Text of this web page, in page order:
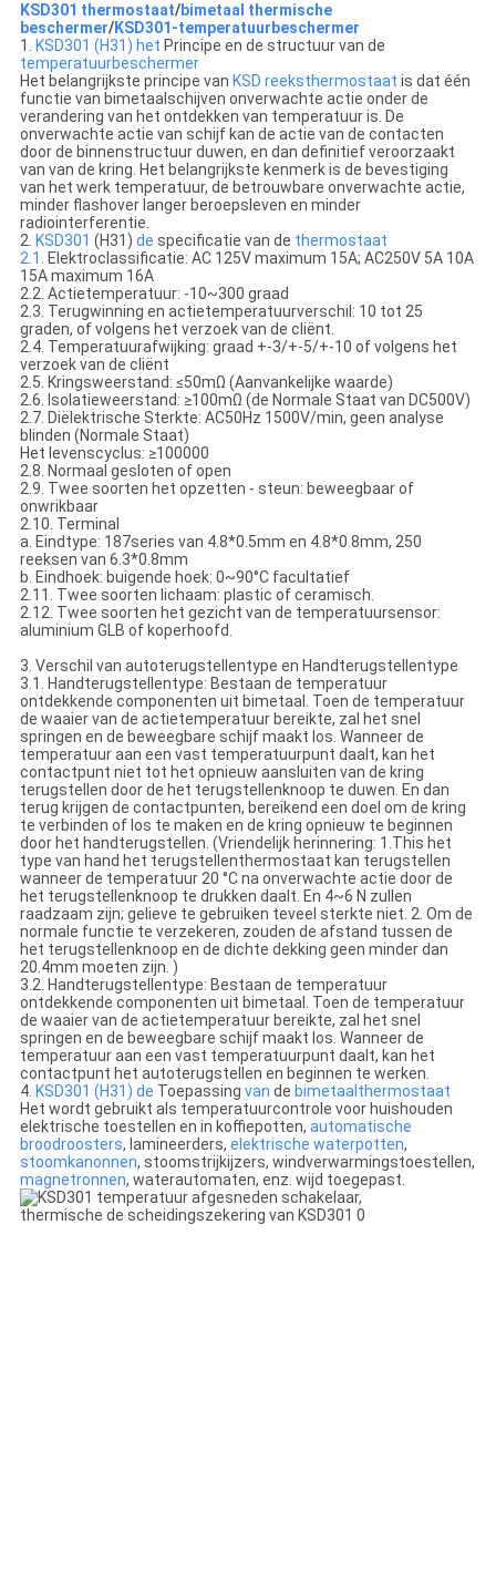
KSD301 thermostaat/bimetaal thermische
beschermer/KSD301-temperatuurbeschermer
1. KSD301 (H31) het Principe en de structuur van de
temperatuurbeschermer
Het belangrijkste principe van KSD reeksthermostaat is dat één
functie van bimetaalschijven onverwachte actie onder de
verandering van het ontdekken van temperatuur is. De
onverwachte actie van schijf kan de actie van de contacten
door de binnenstructuur duwen, en dan definitief veroorzaakt
van van de kring. Het belangrijkste kenmerk is de bevestiging
van het werk temperatuur, de betrouwbare onverwachte actie,
minder flashover langer beroepsleven en minder
radiointerferentie.
2. KSD301 (H31) de specificatie van de thermostaat
2.1. Elektroclassificatie: AC 125V maximum 15A; AC250V 5A 10A
15A maximum 16A
2.2. Actietemperatuur: -10~300 graad
2.3. Terugwinning en actietemperatuurverschil: 10 tot 25
graden, of volgens het verzoek van de cliënt.
2.4. Temperatuurafwijking: graad +-3/+-5/+-10 of volgens het
verzoek van de cliënt
2.5. Kringsweerstand: ≤50mΩ (Aanvankelijke waarde)
2.6. Isolatieweerstand: ≥100mΩ (de Normale Staat van DC500V)
2.7. Diëlektrische Sterkte: AC50Hz 1500V/min, geen analyse
blinden (Normale Staat)
Het levenscyclus: ≥100000
2.8. Normaal gesloten of open
2.9. Twee soorten het opzetten - steun: beweegbaar of
onwrikbaar
2.10. Terminal
a. Eindtype: 187series van 4.8*0.5mm en 4.8*0.8mm, 250
reeksen van 6.3*0.8mm
b. Eindhoek: buigende hoek: 0~90°C facultatief
2.11. Twee soorten lichaam: plastic of ceramisch.
2.12. Twee soorten het gezicht van de temperatuursensor:
aluminium GLB of koperhoofd.
3. Verschil van autoterugstellentype en Handterugstellentype
3.1. Handterugstellentype: Bestaan de temperatuur
ontdekkende componenten uit bimetaal. Toen de temperatuur
de waaier van de actietemperatuur bereikte, zal het snel
springen en de beweegbare schijf maakt los. Wanneer de
temperatuur aan een vast temperatuurpunt daalt, kan het
contactpunt niet tot het opnieuw aansluiten van de kring
terugstellen door de het terugstellenknoop te duwen. En dan
terug krijgen de contactpunten, bereikend een doel om de kring
te verbinden of los te maken en de kring opnieuw te beginnen
door het handterugstellen. (Vriendelijk herinnering: 1.This het
type van hand het terugstellenthermostaat kan terugstellen
wanneer de temperatuur 20 °C na onverwachte actie door de
het terugstellenknoop te drukken daalt. En 4~6 N zullen
raadzaam zijn; gelieve te gebruiken teveel sterkte niet. 2. Om de
normale functie te verzekeren, zouden de afstand tussen de
het terugstellenknoop en de dichte dekking geen minder dan
20.4mm moeten zijn. )
3.2. Handterugstellentype: Bestaan de temperatuur
ontdekkende componenten uit bimetaal. Toen de temperatuur
de waaier van de actietemperatuur bereikte, zal het snel
springen en de beweegbare schijf maakt los. Wanneer de
temperatuur aan een vast temperatuurpunt daalt, kan het
contactpunt het autoterugstellen en beginnen te werken.
4. KSD301 (H31) de Toepassing van de bimetaalthermostaat
Het wordt gebruikt als temperatuurcontrole voor huishouden
elektrische toestellen en in koffiepotten, automatische
broodroosters, lamineerders, elektrische waterpotten,
stoomkanonnen, stoomstrijkijzers, windverwarmingstoestellen,
magnetronnen, waterautomaten, enz. wijd toegepast.